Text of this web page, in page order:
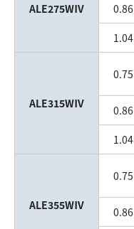
ALE275WⅣ 0.86
1.04
ALE315WⅣ
0.75
0.86
1.04
ALE355WⅣ
0.75
0.86